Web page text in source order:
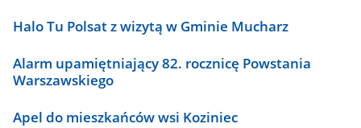
Halo Tu Polsat z wizytą w Gminie Mucharz
Alarm upamiętniający 82. rocznicę Powstania
Warszawskiego
Apel do mieszkańców wsi Koziniec